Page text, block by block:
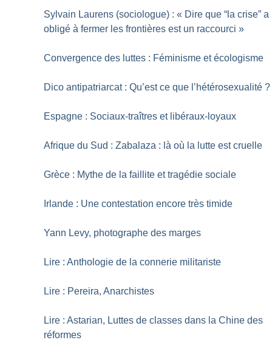
Sylvain Laurens (sociologue) : « Dire que “la crise” a
obligé à fermer les frontières est un raccourci »
Convergence des luttes : Féminisme et écologisme
Dico antipatriarcat : Qu’est ce que l’hétérosexualité ?
Espagne : Sociaux-traîtres et libéraux-loyaux
Afrique du Sud : Zabalaza : là où la lutte est cruelle
Grèce : Mythe de la faillite et tragédie sociale
Irlande : Une contestation encore très timide
Yann Levy, photographe des marges
Lire : Anthologie de la connerie militariste
Lire : Pereira, Anarchistes
Lire : Astarian, Luttes de classes dans la Chine des
réformes